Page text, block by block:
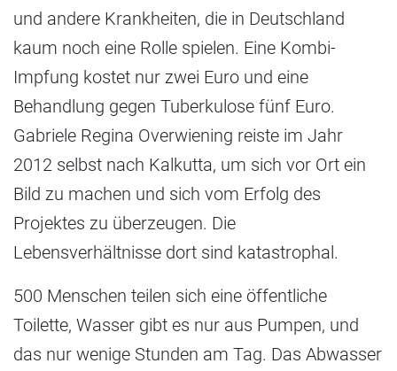
und andere Krankheiten, die in Deutschland
kaum noch eine Rolle spielen. Eine Kombi-
Impfung kostet nur zwei Euro und eine
Behandlung gegen Tuberkulose fünf Euro.
Gabriele Regina Overwiening reiste im Jahr
2012 selbst nach Kalkutta, um sich vor Ort ein
Bild zu machen und sich vom Erfolg des
Projektes zu überzeugen. Die
Lebensverhältnisse dort sind katastrophal.
500 Menschen teilen sich eine öffentliche
Toilette, Wasser gibt es nur aus Pumpen, und
das nur wenige Stunden am Tag. Das Abwasser